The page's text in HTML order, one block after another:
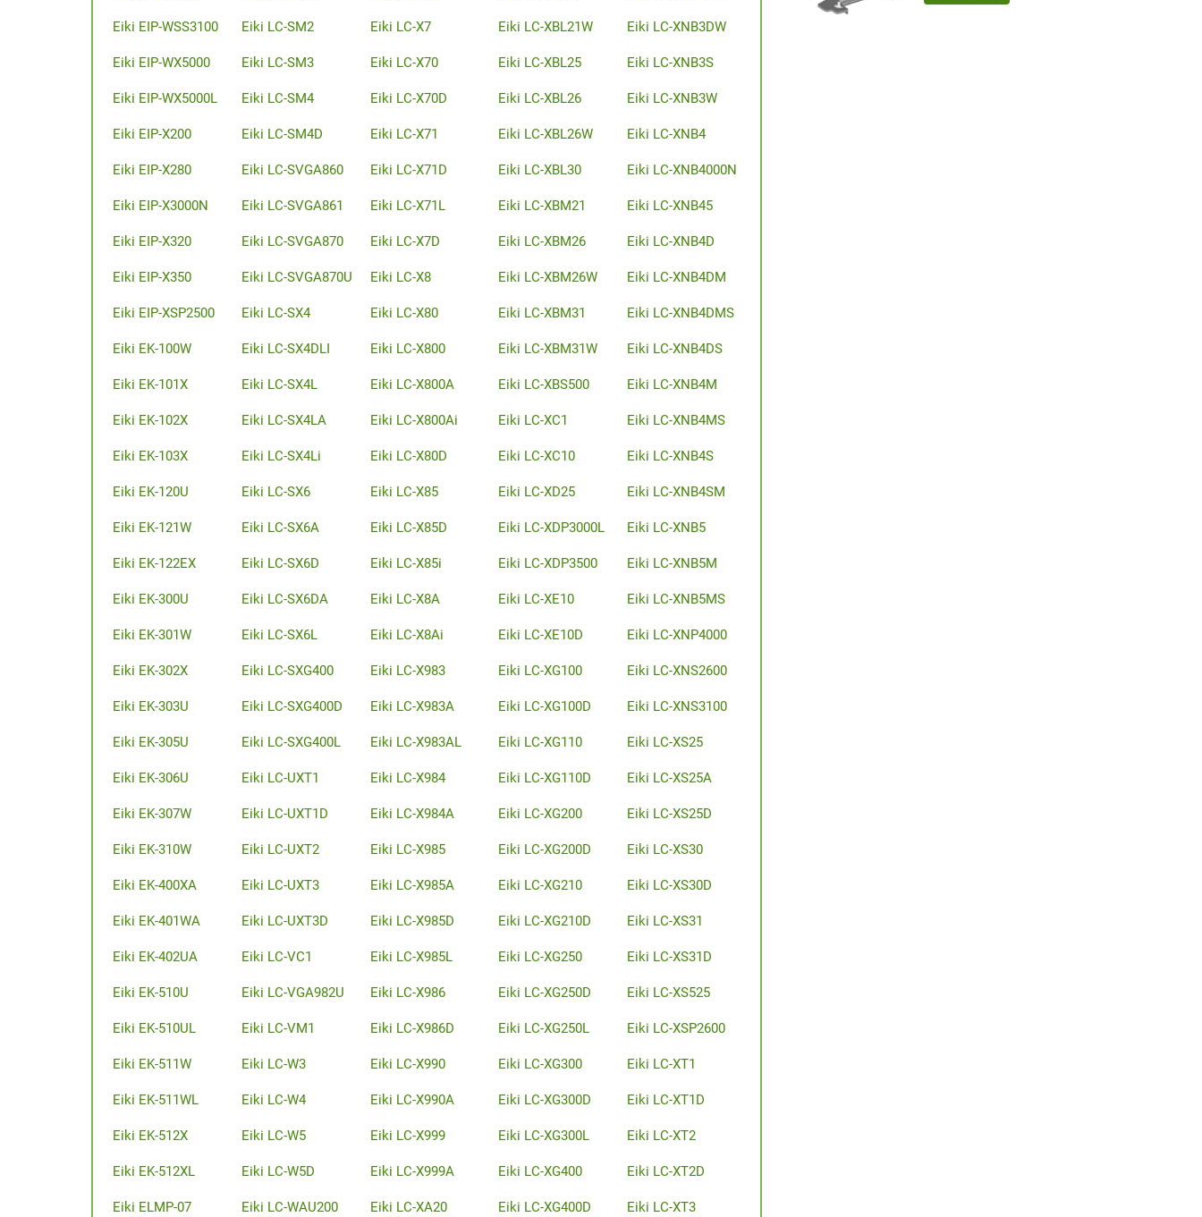
Eiki EIP-WSS3100
Eiki EIP-WX5000
Eiki EIP-WX5000L
Eiki EIP-X200
Eiki EIP-X280
Eiki EIP-X3000N
Eiki EIP-X320
Eiki EIP-X350
Eiki EIP-XSP2500
Eiki EK-100W
Eiki EK-101X
Eiki EK-102X
Eiki EK-103X
Eiki EK-120U
Eiki EK-121W
Eiki EK-122EX
Eiki EK-300U
Eiki EK-301W
Eiki EK-302X
Eiki EK-303U
Eiki EK-305U
Eiki EK-306U
Eiki EK-307W
Eiki EK-310W
Eiki EK-400XA
Eiki EK-401WA
Eiki EK-402UA
Eiki EK-510U
Eiki EK-510UL
Eiki EK-511W
Eiki EK-511WL
Eiki EK-512X
Eiki EK-512XL
Eiki ELMP-07
Eiki LC-SM2
Eiki LC-SM3
Eiki LC-SM4
Eiki LC-SM4D
Eiki LC-SVGA860
Eiki LC-SVGA861
Eiki LC-SVGA870
Eiki LC-SVGA870U
Eiki LC-SX4
Eiki LC-SX4DLI
Eiki LC-SX4L
Eiki LC-SX4LA
Eiki LC-SX4Li
Eiki LC-SX6
Eiki LC-SX6A
Eiki LC-SX6D
Eiki LC-SX6DA
Eiki LC-SX6L
Eiki LC-SXG400
Eiki LC-SXG400D
Eiki LC-SXG400L
Eiki LC-UXT1
Eiki LC-UXT1D
Eiki LC-UXT2
Eiki LC-UXT3
Eiki LC-UXT3D
Eiki LC-VC1
Eiki LC-VGA982U
Eiki LC-VM1
Eiki LC-W3
Eiki LC-W4
Eiki LC-W5
Eiki LC-W5D
Eiki LC-WAU200
Eiki LC-X7
Eiki LC-X70
Eiki LC-X70D
Eiki LC-X71
Eiki LC-X71D
Eiki LC-X71L
Eiki LC-X7D
Eiki LC-X8
Eiki LC-X80
Eiki LC-X800
Eiki LC-X800A
Eiki LC-X800Ai
Eiki LC-X80D
Eiki LC-X85
Eiki LC-X85D
Eiki LC-X85i
Eiki LC-X8A
Eiki LC-X8Ai
Eiki LC-X983
Eiki LC-X983A
Eiki LC-X983AL
Eiki LC-X984
Eiki LC-X984A
Eiki LC-X985
Eiki LC-X985A
Eiki LC-X985D
Eiki LC-X985L
Eiki LC-X986
Eiki LC-X986D
Eiki LC-X990
Eiki LC-X990A
Eiki LC-X999
Eiki LC-X999A
Eiki LC-XA20
Eiki LC-XBL21W
Eiki LC-XBL25
Eiki LC-XBL26
Eiki LC-XBL26W
Eiki LC-XBL30
Eiki LC-XBM21
Eiki LC-XBM26
Eiki LC-XBM26W
Eiki LC-XBM31
Eiki LC-XBM31W
Eiki LC-XBS500
Eiki LC-XC1
Eiki LC-XC10
Eiki LC-XD25
Eiki LC-XDP3000L
Eiki LC-XDP3500
Eiki LC-XE10
Eiki LC-XE10D
Eiki LC-XG100
Eiki LC-XG100D
Eiki LC-XG110
Eiki LC-XG110D
Eiki LC-XG200
Eiki LC-XG200D
Eiki LC-XG210
Eiki LC-XG210D
Eiki LC-XG250
Eiki LC-XG250D
Eiki LC-XG250L
Eiki LC-XG300
Eiki LC-XG300D
Eiki LC-XG300L
Eiki LC-XG400
Eiki LC-XG400D
Eiki LC-XNB3DW
Eiki LC-XNB3S
Eiki LC-XNB3W
Eiki LC-XNB4
Eiki LC-XNB4000N
Eiki LC-XNB45
Eiki LC-XNB4D
Eiki LC-XNB4DM
Eiki LC-XNB4DMS
Eiki LC-XNB4DS
Eiki LC-XNB4M
Eiki LC-XNB4MS
Eiki LC-XNB4S
Eiki LC-XNB4SM
Eiki LC-XNB5
Eiki LC-XNB5M
Eiki LC-XNB5MS
Eiki LC-XNP4000
Eiki LC-XNS2600
Eiki LC-XNS3100
Eiki LC-XS25
Eiki LC-XS25A
Eiki LC-XS25D
Eiki LC-XS30
Eiki LC-XS30D
Eiki LC-XS31
Eiki LC-XS31D
Eiki LC-XS525
Eiki LC-XSP2600
Eiki LC-XT1
Eiki LC-XT1D
Eiki LC-XT2
Eiki LC-XT2D
Eiki LC-XT3